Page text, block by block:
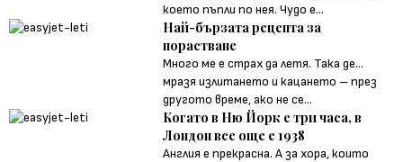
което пъпли по нея. Чудо е...
Най-бързата рецепта за
порастване
Много ме е страх да летя. Така де...
мразя излитането и кацането – през
другото време, ако не се...
Когато в Ню Йорк е три часа, в
Лондон все още е 1938
Англия е прекрасна. А за хора, които